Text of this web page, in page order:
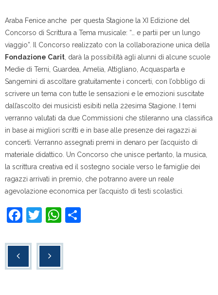
Araba Fenice anche per questa Stagione la XI Edizione del
Concorso di Scrittura a Tema musicale: “… e partii per un lungo
viaggio”. Il Concorso realizzato con la collaborazione unica della
Fondazione Carit , darà la possibilità agli alunni di alcune scuole
Medie di Terni, Guardea, Amelia, Attigliano, Acquasparta e
Sangemini di ascoltare gratuitamente i concerti, con l’obbligo di
scrivere un tema con tutte le sensazioni e le emozioni suscitate
dall’ascolto dei musicisti esibiti nella 22esima Stagione. I temi
verranno valutati da due Commissioni che stileranno una classifica
in base ai migliori scritti e in base alle presenze dei ragazzi ai
concerti. Verranno assegnati premi in denaro per l’acquisto di
materiale didattico. Un Concorso che unisce pertanto, la musica,
la scrittura creativa ed il sostegno sociale verso le famiglie dei
ragazzi arrivati in premio, che potranno avere un reale
agevolazione economica per l’acquisto di testi scolastici.
F
c
T
tt
er
W
at